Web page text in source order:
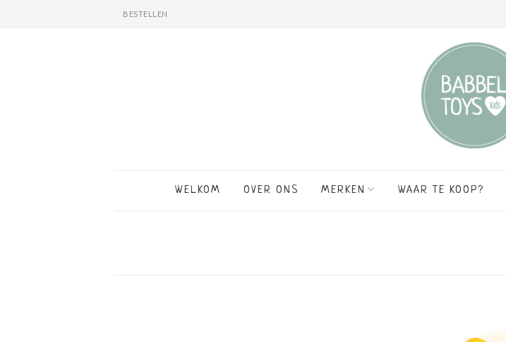
BESTELLEN
WELKOM OVER ONS MERKEN WAAR TE KOOP?